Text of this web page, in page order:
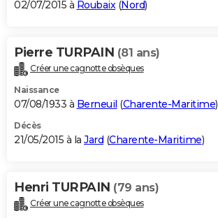
02/07/2015 à Roubaix(Nord)
Pierre TURPAIN (81 ans)
Créer une cagnotte obsèques
Naissance
07/08/1933 à Berneuil (Charente-Maritime)
Décès
21/05/2015 à la Jard (Charente-Maritime)
Henri TURPAIN (79 ans)
Créer une cagnotte obsèques